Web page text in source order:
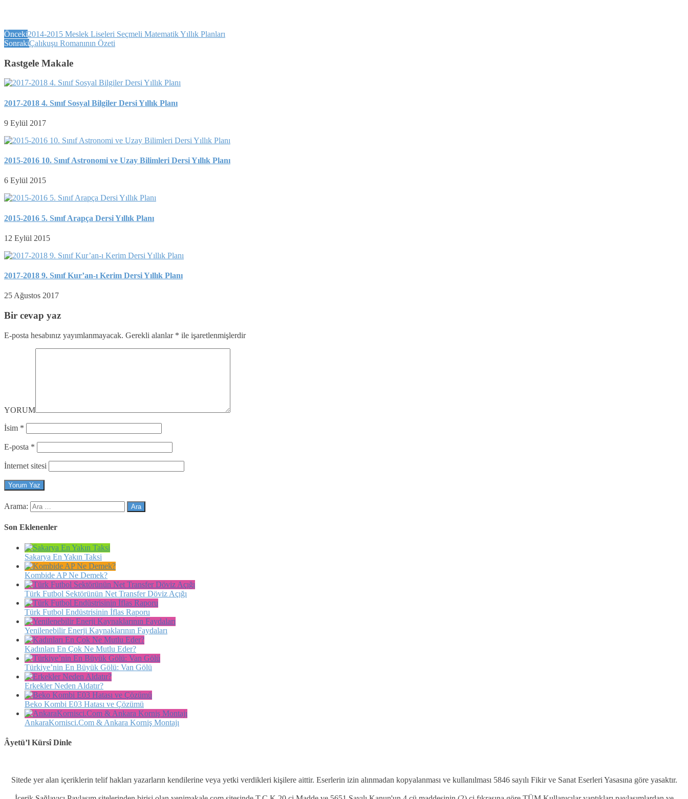
Önceki2014-2015 Meslek Liseleri Seçmeli Matematik Yıllık Planları
SonrakiÇalıkuşu Romanının Özeti
Rastgele Makale
2017-2018 4. Sınıf Sosyal Bilgiler Dersi Yıllık Planı
9 Eylül 2017
2015-2016 10. Sınıf Astronomi ve Uzay Bilimleri Dersi Yıllık Planı
6 Eylül 2015
2015-2016 5. Sınıf Arapça Dersi Yıllık Planı
12 Eylül 2015
2017-2018 9. Sınıf Kur’an-ı Kerim Dersi Yıllık Planı
25 Ağustos 2017
Bir cevap yaz
E-posta hesabınız yayımlanmayacak. Gerekli alanlar * ile işaretlenmişlerdir
YORUM
İsim *
E-posta *
İnternet sitesi
Arama:
Son Eklenenler
Sakarya En Yakın Taksi
Kombide AP Ne Demek?
Türk Futbol Sektörünün Net Transfer Döviz Açığı
Türk Futbol Endüstrisinin İflas Raporu
Yenilenebilir Enerji Kaynaklarının Faydaları
Kadınları En Çok Ne Mutlu Eder?
Türkiye’nin En Büyük Gölü: Van Gölü
Erkekler Neden Aldatır?
Beko Kombi E03 Hatası ve Çözümü
AnkaraKornisci.Com & Ankara Korniş Montajı
Âyetü’l Kürsî Dinle
Sitede yer alan içeriklerin telif hakları yazarların kendilerine veya yetki verdikleri kişilere aittir. Eserlerin izin alınmadan kopyalanması ve kullanılması 5846 sayılı Fikir ve Sanat Eserleri Yasasına göre yasaktır.